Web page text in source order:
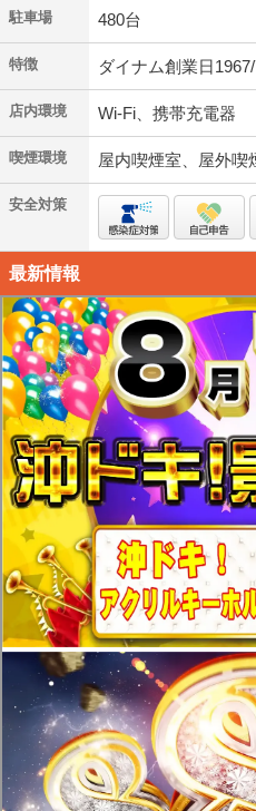
駐車場 480台
特徴 ダイナム創業日
店内環境 Wi-Fi、携帯充電器
喫煙環境 屋内喫煙室、屋外喫
安全対策
最新情報